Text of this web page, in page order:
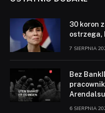
30 koron
ostrzega,
7 SIERPNIA
Bez
6 SIERPNIA